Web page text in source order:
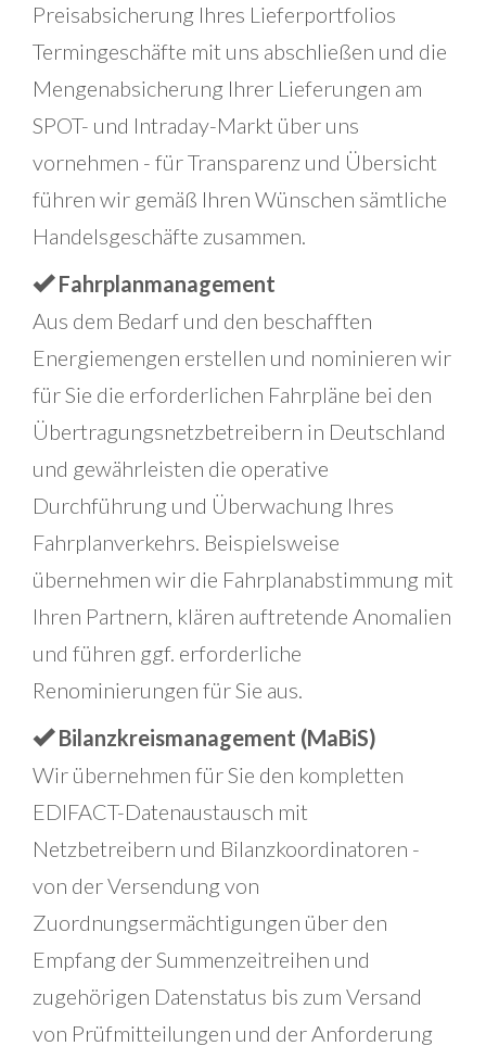
Preisabsicherung Ihres Lieferportfolios
Termingeschäfte mit uns abschließen und die
Mengenabsicherung Ihrer Lieferungen am
SPOT- und Intraday-Markt über uns
vornehmen - für Transparenz und Übersicht
führen wir gemäß Ihren Wünschen sämtliche
Handelsgeschäfte zusammen.
Fahrplanmanagement
Aus dem Bedarf und den beschafften
Energiemengen erstellen und nominieren wir
für Sie die erforderlichen Fahrpläne bei den
Übertragungsnetzbetreibern in Deutschland
und gewährleisten die operative
Durchführung und Überwachung Ihres
Fahrplanverkehrs. Beispielsweise
übernehmen wir die Fahrplanabstimmung mit
Ihren Partnern, klären auftretende Anomalien
und führen ggf. erforderliche
Renominierungen für Sie aus.
Bilanzkreismanagement (MaBiS)
Wir übernehmen für Sie den kompletten
EDIFACT-Datenaustausch mit
Netzbetreibern und Bilanzkoordinatoren -
von der Versendung von
Zuordnungsermächtigungen über den
Empfang der Summenzeitreihen und
zugehörigen Datenstatus bis zum Versand
von Prüfmitteilungen und der Anforderung